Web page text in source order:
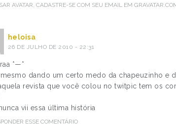
AVATAR, CADASTRE-SE COM SEU EMAIL EM
heloisa
26 DE JULHO DE 2010 - 22:31
*—*
dando um certo medo da chapeuzinho e
revista que você colou no twitpic tem os
vii essa última história
ESSE COMENTÁRIO